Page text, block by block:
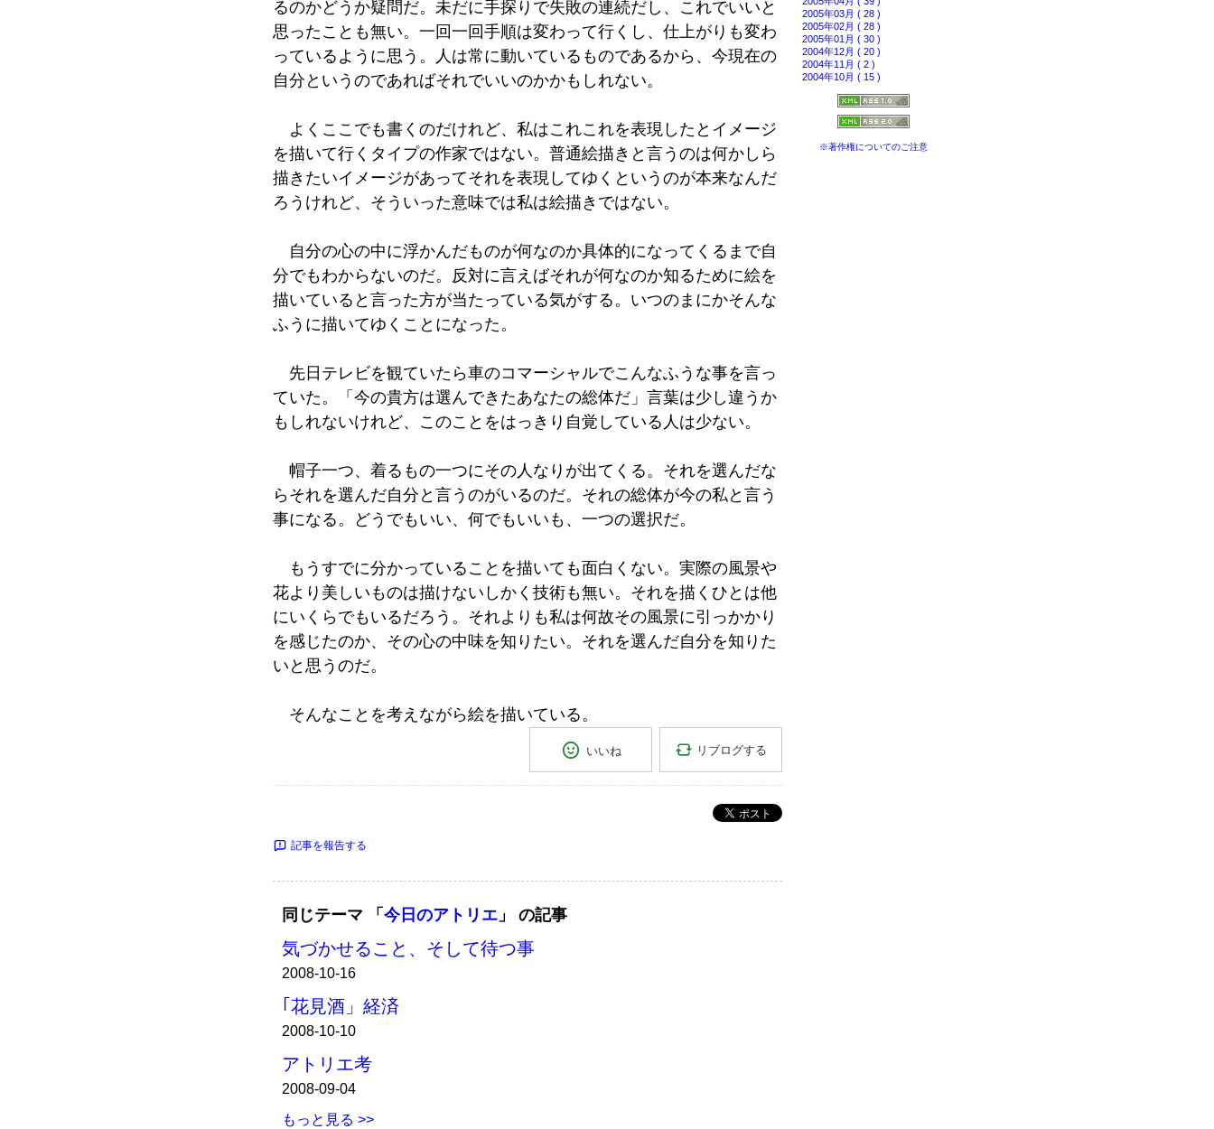
2005年03月 ( 28 )
2005年02月 ( 28 )
2005年01月 ( 30 )
2004年12月 ( 20 )
2004年11月 ( 2 )
2004年10月 ( 15 )
※著作権についてのご注意
るのかどうか疑問だ。未だに手探りで失敗の連続だし、これでいいと
思ったことも無い。一回一回手順は変わって行くし、仕上がりも変わ
っているように思う。人は常に動いているものであるから、今現在の
自分というのであればそれでいいのかかもしれない。
よくここでも書くのだけれど、私はこれこれを表現したとイメージ
を描いて行くタイプの作家ではない。普通絵描きと言うのは何かしら
描きたいイメージがあってそれを表現してゆくというのが本来なんだ
ろうけれど、そういった意味では私は絵描きではない。
自分の心の中に浮かんだものが何なのか具体的になってくるまで自
分でもわからないのだ。反対に言えばそれが何なのか知るために絵を
描いていると言った方が当たっている気がする。いつのまにかそんな
ふうに描いてゆくことになった。
先日テレビを観ていたら車のコマーシャルでこんなふうな事を言っ
ていた。「今の貴方は選んできたあなたの総体だ」言葉は少し違うか
もしれないけれど、このことをはっきり自覚している人は少ない。
帽子一つ、着るもの一つにその人なりが出てくる。それを選んだな
らそれを選んだ自分と言うのがいるのだ。それの総体が今の私と言う
事になる。どうでもいい、何でもいいも、一つの選択だ。
もうすでに分かっていることを描いても面白くない。実際の風景や
花より美しいものは描けないしかく技術も無い。それを描くひとは他
にいくらでもいるだろう。それよりも私は何故その風景に引っかかり
を感じたのか、その心の中味を知りたい。それを選んだ自分を知りた
いと思うのだ。
そんなことを考えながら絵を描いている。
いいね リブログする
ポスト
記事を報告する
同じテーマ 「 今日のアトリエ 」 の記事
気づかせること、そして待つ事
2008-10-16
｢花見酒」経済
2008-10-10
アトリエ考
2008-09-04
もっと見る >>